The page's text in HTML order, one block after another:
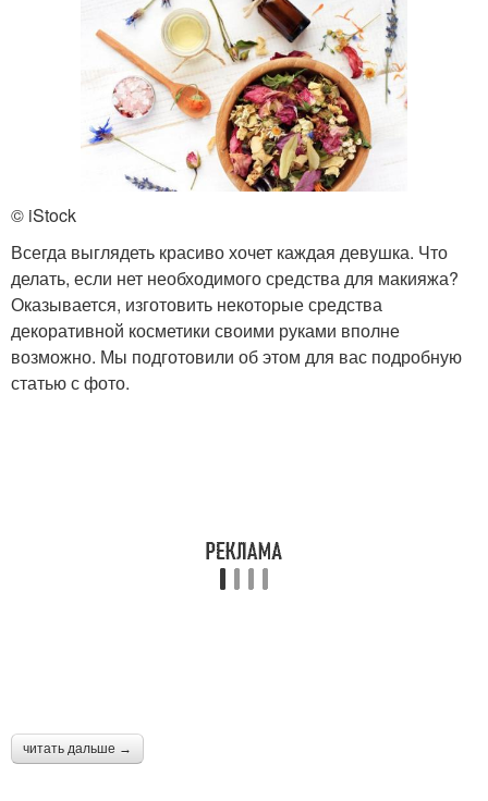
© iStock
Всегда выглядеть красиво хочет каждая девушка. Что
делать, если нет необходимого средства для макияжа?
Оказывается, изготовить некоторые средства
декоративной косметики своими руками вполне
возможно. Мы подготовили об этом для вас подробную
статью с фото.
читать дальше →